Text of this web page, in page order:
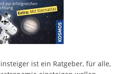
ist ein Ratgeber, für alle,